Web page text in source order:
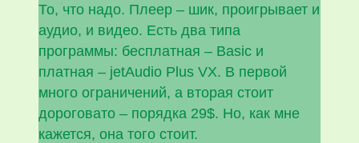
То, что надо. Плеер – шик, проигрывает и
аудио, и видео. Есть два типа
программы: бесплатная – Basic и
платная – jetAudio Plus VX. В первой
много ограничений, а вторая стоит
дороговато – порядка 29$. Но, как мне
кажется, она того стоит.